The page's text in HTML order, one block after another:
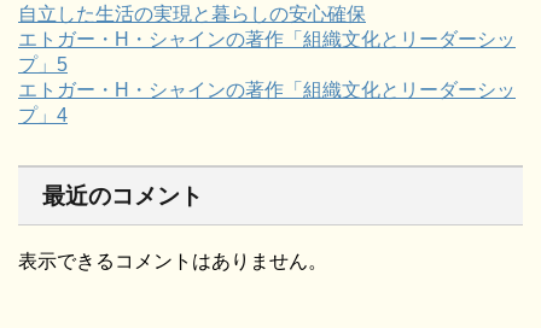
自立した生活の実現と暮らしの安心確保
エトガー・H・シャインの著作「組織文化とリーダーシッ
プ」5
エトガー・H・シャインの著作「組織文化とリーダーシッ
プ」4
最近のコメント
表示できるコメントはありません。